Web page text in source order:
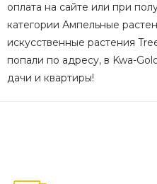
оплата на сайте или при
категории Ампельные
искусственные растения
попали по адресу, в Kwa-
дачи и квартиры!